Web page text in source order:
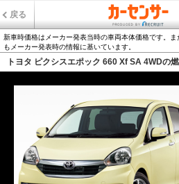
戻る
新車時価格はメーカー発表当時の車両本体価格です。
もメーカー発表時の情報に基いています。
トヨタ ピクシスエポック 660 Xf SA 4WDの